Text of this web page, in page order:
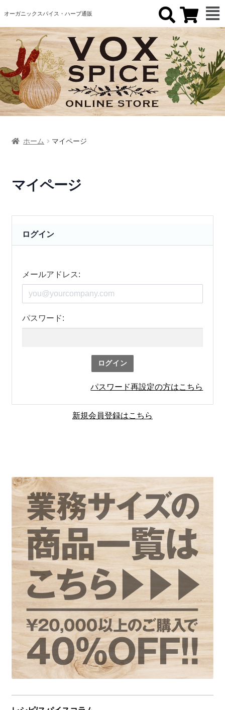
オーガニックスパイス・ハーブ通販
ホーム マイページ
マイページ
ログイン
メールアドレス:
パスワード:
ログイン
パスワード再設定の方はこちら
新規会員登録はこちら